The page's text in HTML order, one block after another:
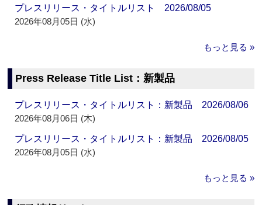
プレスリリース・タイトルリスト 2026/08/05
2026年08月05日 (水)
もっと見る »
Press Release Title List：新製品
プレスリリース・タイトルリスト：新製品 2026/08/06
2026年08月06日 (木)
プレスリリース・タイトルリスト：新製品 2026/08/05
2026年08月05日 (水)
もっと見る »